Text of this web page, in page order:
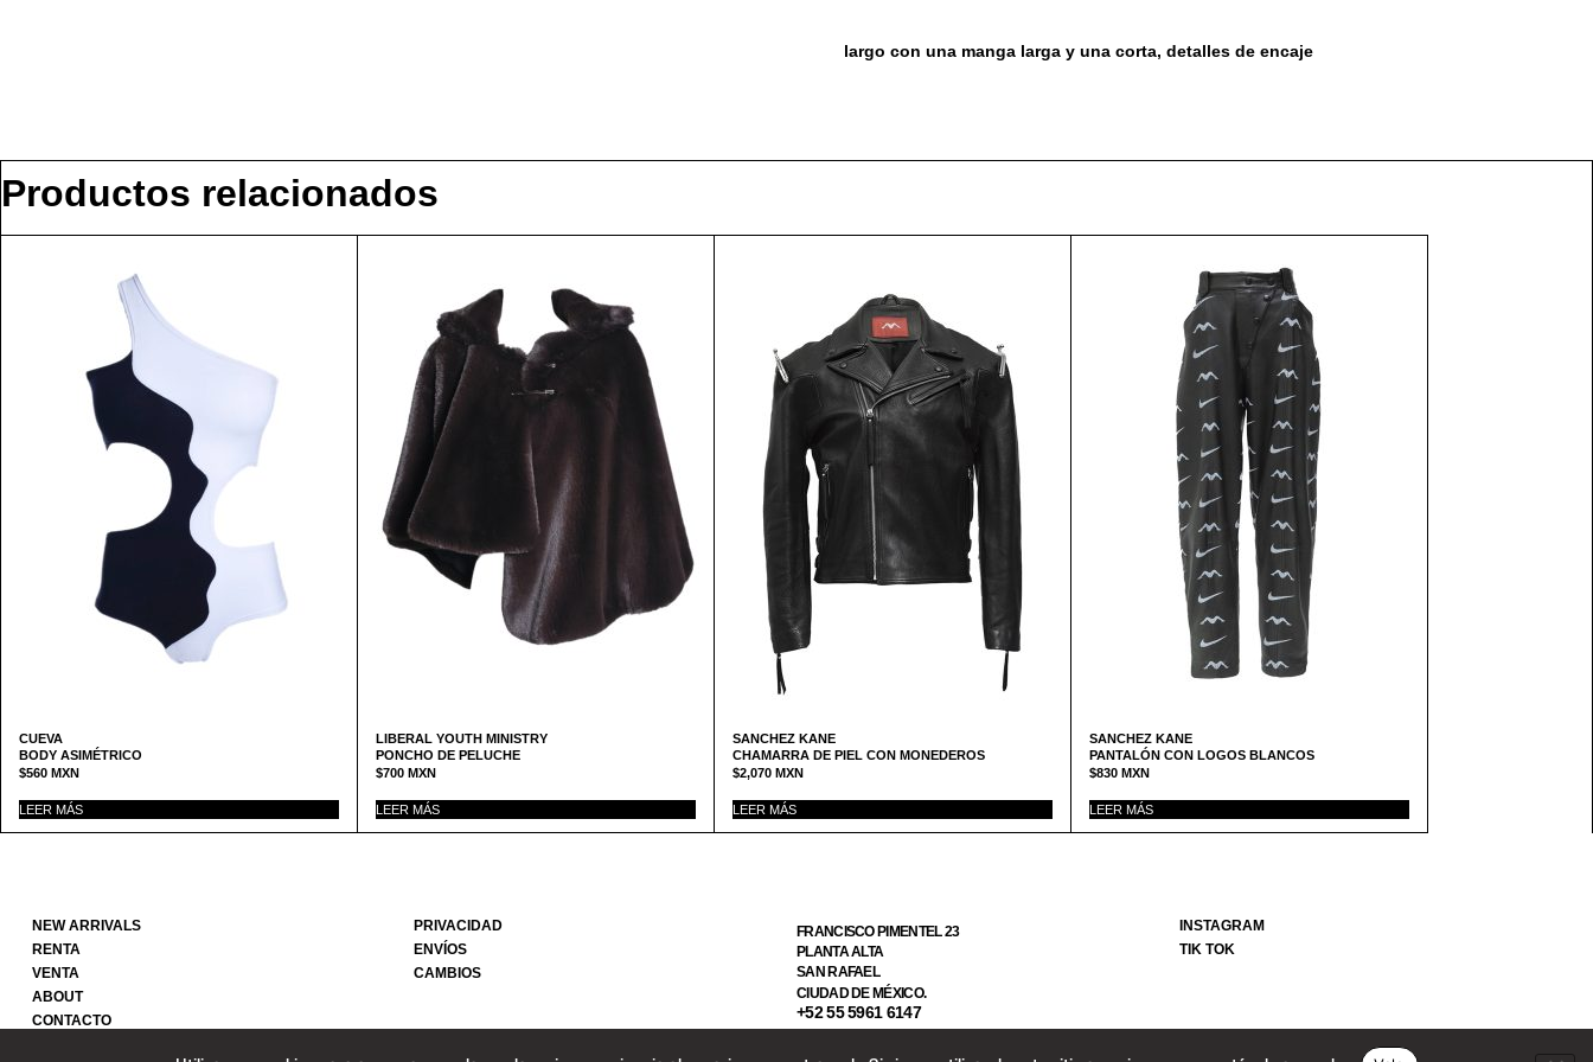
largo con una manga larga y una corta, detalles de encaje
Productos relacionados
CUEVA
BODY ASIMÉTRICO
$560 MXN
LEER MÁS
LIBERAL YOUTH MINISTRY
PONCHO DE PELUCHE
$700 MXN
LEER MÁS
SANCHEZ KANE
CHAMARRA DE PIEL CON MONEDEROS
$2,070 MXN
LEER MÁS
SANCHEZ KANE
PANTALÓN CON LOGOS BLANCOS
$830 MXN
LEER MÁS
NEW ARRIVALS
RENTA
VENTA
ABOUT
CONTACTO
PRIVACIDAD
ENVÍOS
CAMBIOS
FRANCISCO PIMENTEL 23
PLANTA ALTA
SAN RAFAEL
CIUDAD DE MÉXICO.
+52 55 5961 6147
INSTAGRAM
TIK TOK